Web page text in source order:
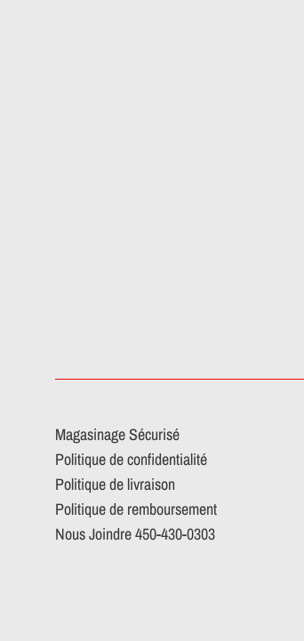
Magasinage Sécurisé
Politique de confidentialité
Politique de livraison
Politique de remboursement
Nous Joindre 450-430-0303